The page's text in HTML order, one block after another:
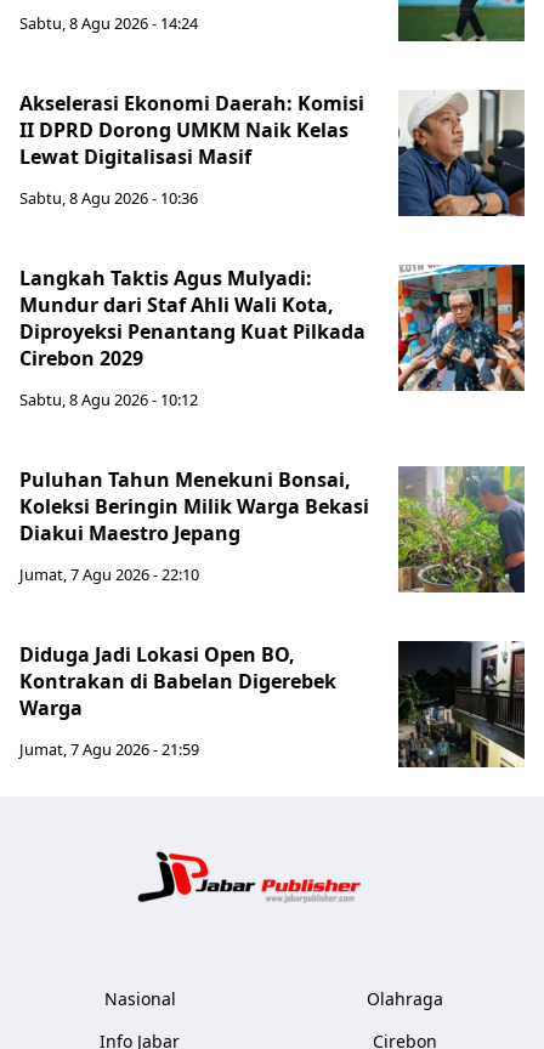
Sabtu, 8 Agu 2026 - 14:24
Akselerasi Ekonomi Daerah: Komisi
II DPRD Dorong UMKM Naik Kelas
Lewat Digitalisasi Masif
Sabtu, 8 Agu 2026 - 10:36
Langkah Taktis Agus Mulyadi:
Mundur dari Staf Ahli Wali Kota,
Diproyeksi Penantang Kuat Pilkada
Cirebon 2029
Sabtu, 8 Agu 2026 - 10:12
Puluhan Tahun Menekuni Bonsai,
Koleksi Beringin Milik Warga Bekasi
Diakui Maestro Jepang
Jumat, 7 Agu 2026 - 22:10
Diduga Jadi Lokasi Open BO,
Kontrakan di Babelan Digerebek
Warga
Jumat, 7 Agu 2026 - 21:59
Nasional
Info Jabar
Olahraga
Cirebon